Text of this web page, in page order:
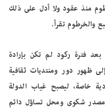
منذ عقود ولا أدل على ذلك
والخرطوم تقرأ.
فترة ركود لم تكن بإرادة
ظهور دور ومنتديات ثقافية
خاصة، ليصبح غياب الدولة
مصدر شكوى ومحل تساؤل دائم